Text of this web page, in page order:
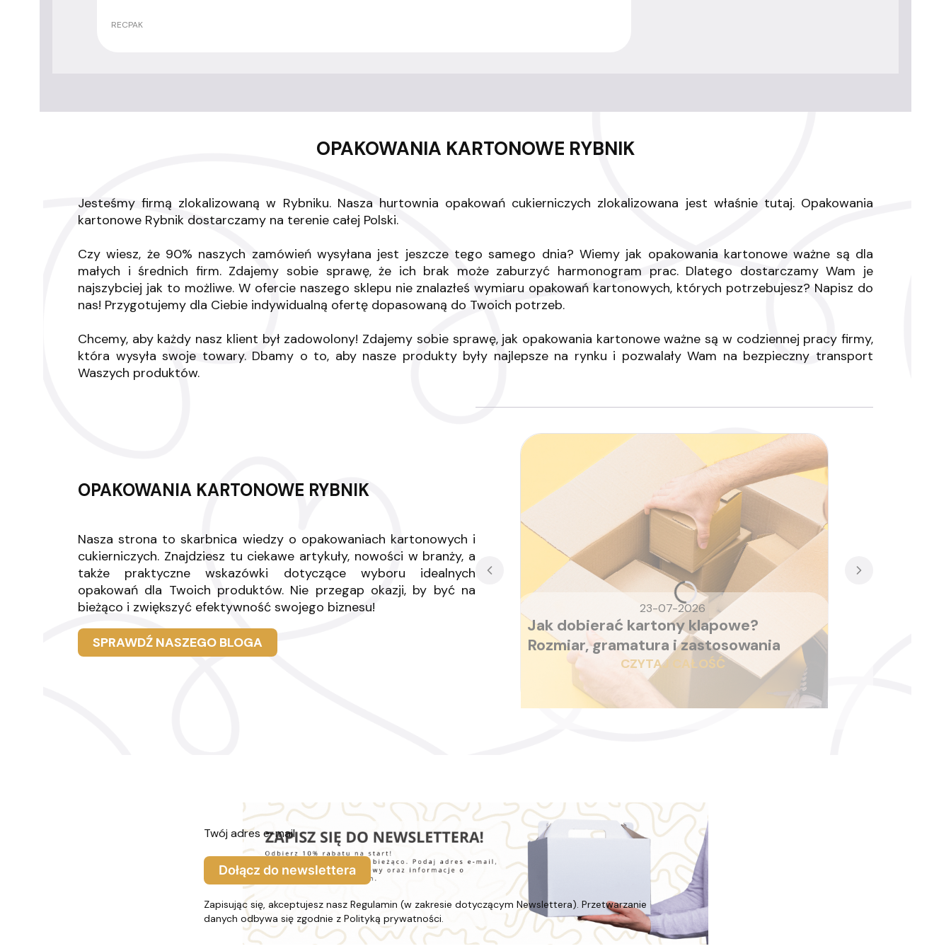
PRODUCENT
RECPAK
OPAKOWANIA KARTONOWE RYBNIK
Jesteśmy firmą zlokalizowaną w Rybniku. Nasza hurtownia opakowań cukierniczych zlokalizowana jest właśnie tutaj. Opakowania
kartonowe Rybnik dostarczamy na terenie całej Polski.
Czy wiesz, że 90% naszych zamówień wysyłana jest jeszcze tego samego dnia? Wiemy jak opakowania kartonowe ważne są dla
małych i średnich firm. Zdajemy sobie sprawę, że ich brak może zaburzyć harmonogram prac. Dlatego dostarczamy Wam je
najszybciej jak to możliwe. W ofercie naszego sklepu nie znalazłeś wymiaru opakowań kartonowych, których potrzebujesz? Napisz do
nas! Przygotujemy dla Ciebie indywidualną ofertę dopasowaną do Twoich potrzeb.
Chcemy, aby każdy nasz klient był zadowolony! Zdajemy sobie sprawę, jak opakowania kartonowe ważne są w codziennej pracy firmy,
która wysyła swoje towary. Dbamy o to, aby nasze produkty były najlepsze na rynku i pozwalały Wam na bezpieczny transport
Waszych produktów.
OPAKOWANIA KARTONOWE RYBNIK
Nasza strona to skarbnica wiedzy o opakowaniach kartonowych i
cukierniczych. Znajdziesz tu ciekawe artykuły, nowości w branży, a
także praktyczne wskazówki dotyczące wyboru idealnych
opakowań dla Twoich produktów. Nie przegap okazji, by być na
bieżąco i zwiększyć efektywność swojego biznesu!
SPRAWDŹ NASZEGO BLOGA
23-07-2026
Jak dobierać kartony klapowe?
Rozmiar, gramatura i zastosowania
CZYTAJ CAŁOŚĆ
Twój adres e-mail
Dołącz do newslettera
Zapisując się, akceptujesz nasz Regulamin (w zakresie dotyczącym Newslettera). Przetwarzanie
danych odbywa się zgodnie z Polityką prywatności.